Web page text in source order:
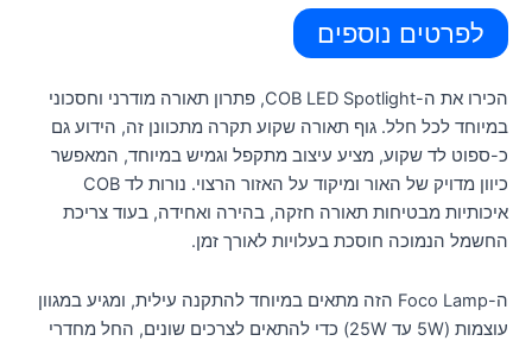
לפרטים נוספים
הכירו את ה-COB LED Spotlight, פתרון תאורה מודרני וחסכוני
במיוחד לכל חלל. גוף תאורה שקוע תקרה מתכוונן זה, הידוע גם
כ-ספוט לד שקוע, מציע עיצוב מתקפל וגמיש במיוחד, המאפשר
כיוון מדויק של האור ומיקוד על האזור הרצוי. נורות לד COB
איכותיות מבטיחות תאורה חזקה, בהירה ואחידה, בעוד צריכת
החשמל הנמוכה חוסכת בעלויות לאורך זמן.
ה-Foco Lamp הזה מתאים במיוחד להתקנה עילית, ומגיע במגוון
עוצמות (5W עד 25W) כדי להתאים לצרכים שונים, החל מחדרי